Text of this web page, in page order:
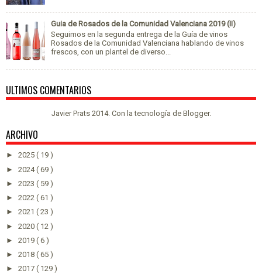
Guia de Rosados de la Comunidad Valenciana 2019 (II)
Seguimos en la segunda entrega de la Guía de vinos
Rosados de la Comunidad Valenciana hablando de vinos
frescos, con un plantel de diverso...
ULTIMOS COMENTARIOS
Javier Prats 2014. Con la tecnología de Blogger.
ARCHIVO
► 2025 ( 19 )
► 2024( 69 )
► 2023 ( 59 )
► 2022 ( 61 )
► 2021 ( 23 )
► 2020 ( 12 )
► 2019 ( 6 )
► 2018 ( 65 )
► 2017 ( 129 )